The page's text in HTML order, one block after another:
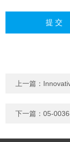
上一篇：
下一篇：05-